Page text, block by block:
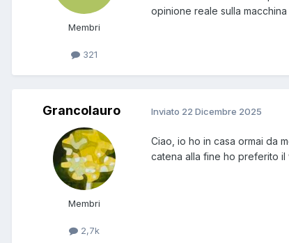
Membri
321
opinione reale sulla
Grancolauro
Membri
2,7k
Inviato 22 Dicembre 2025
Ciao, io ho in casa ormai da
catena alla fine ho preferito il